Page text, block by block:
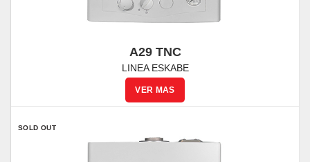
A29 TNC
LINEA ESKABE
SOLD OUT